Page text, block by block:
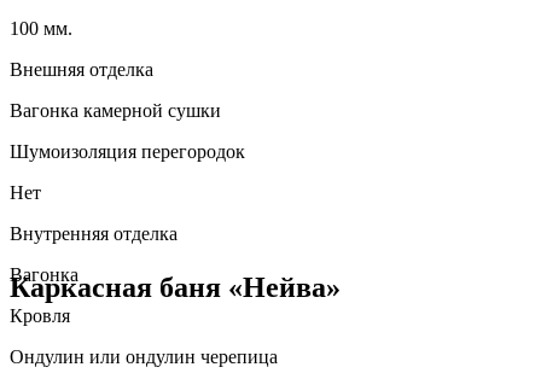
100 мм.
Внешняя отделка
Вагонка камерной сушки
Шумоизоляция перегородок
Нет
Внутренняя отделка
Вагонка
Кровля
Ондулин или ондулин черепица
Каркасная баня «Нейва»